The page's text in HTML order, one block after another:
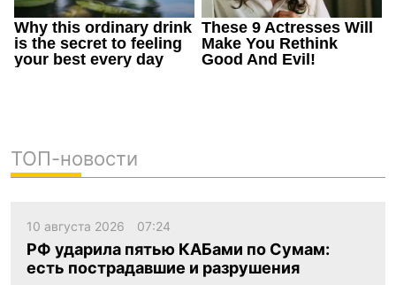
ТОП-новости
10 августа 2026 07:24
РФ ударила пятью КАБами по Сумам:
есть пострадавшие и разрушения